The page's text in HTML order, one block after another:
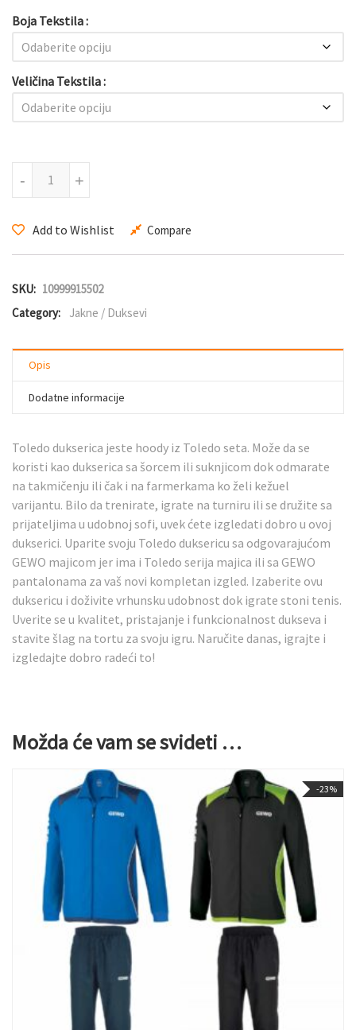
Boja Tekstila
Veličina Tekstila
+
-
Add to Wishlist Compare
SKU: 10999915502
Category:
Jakne / Duksevi
Opis
Dodatne informacije
Toledo dukserica jeste hoody iz Toledo seta. Može da se
koristi kao dukserica sa šorcem ili suknjicom dok odmarate
na takmičenju ili čak i na farmerkama ko želi kežuel
varijantu. Bilo da trenirate, igrate na turniru ili se družite sa
prijateljima u udobnoj sofi, uvek ćete izgledati dobro u ovoj
dukserici. Uparite svoju Toledo duksericu sa odgovarajućom
GEWO majicom jer ima i Toledo serija majica ili sa GEWO
pantalonama za vaš novi kompletan izgled. Izaberite ovu
duksericu i doživite vrhunsku udobnost dok igrate stoni tenis.
Uverite se u kvalitet, pristajanje i funkcionalnost dukseva i
stavite šlag na tortu za svoju igru. Naručite danas, igrajte i
izgledajte dobro radeći to!
Možda će vam se svideti …
-23%